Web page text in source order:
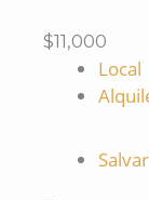
$11,000
Local
Salvar